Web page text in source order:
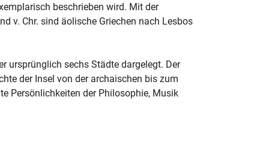
beschrieben wird. Mit der
v. Chr. sind äolische Griechen nach Lesbos
ursprünglich sechs Städte dargelegt. Der
der Insel von der archaischen bis zum
Persönlichkeiten der Philosophie, Musik